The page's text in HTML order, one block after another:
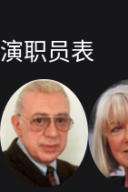
演职员表